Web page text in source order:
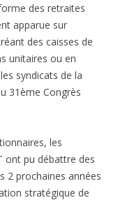
des retraites
apparue sur
des caisses de
unitaires ou en
syndicats de la
31ème Congrès
les
ont pu débattre des
2 prochaines années
stratégique de